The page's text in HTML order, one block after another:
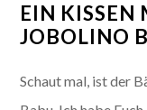
EIN KISSEN
OBOLINO
Schaut mal, ist der